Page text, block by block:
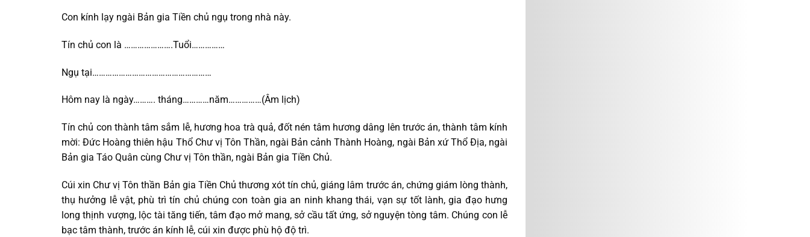
Con kính lạy ngài Bản gia Tiền chủ ngụ trong nhà này.
Tín chủ con là ………………….Tuổi……………
Ngụ tại………………………………………………
Hôm nay là ngày………. tháng…………năm……………(Âm lịch)
Tín chủ con thành tâm sắm lễ, hương hoa trà quả, đốt nén tâm hương dâng lên trước án, thành tâm kính
mời: Đức Hoàng thiên hậu Thổ Chư vị Tôn Thần, ngài Bản cảnh Thành Hoàng, ngài Bản xứ Thổ Địa, ngài
Bản gia Táo Quân cùng Chư vị Tôn thần, ngài Bản gia Tiền Chủ.
Cúi xin Chư vị Tôn thần Bản gia Tiền Chủ thương xót tín chủ, giáng lâm trước án, chứng giám lòng thành,
thụ hưởng lễ vật, phù trì tín chủ chúng con toàn gia an ninh khang thái, vạn sự tốt lành, gia đạo hưng
long thịnh vượng, lộc tài tăng tiến, tâm đạo mở mang, sở cầu tất ứng, sở nguyện tòng tâm. Chúng con lễ
bạc tâm thành, trước án kính lễ, cúi xin được phù hộ độ trì.